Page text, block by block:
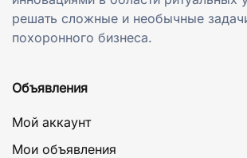
решать сложные и необычные
похоронного бизнеса.
Объявления
Мой аккаунт
Мои объявления